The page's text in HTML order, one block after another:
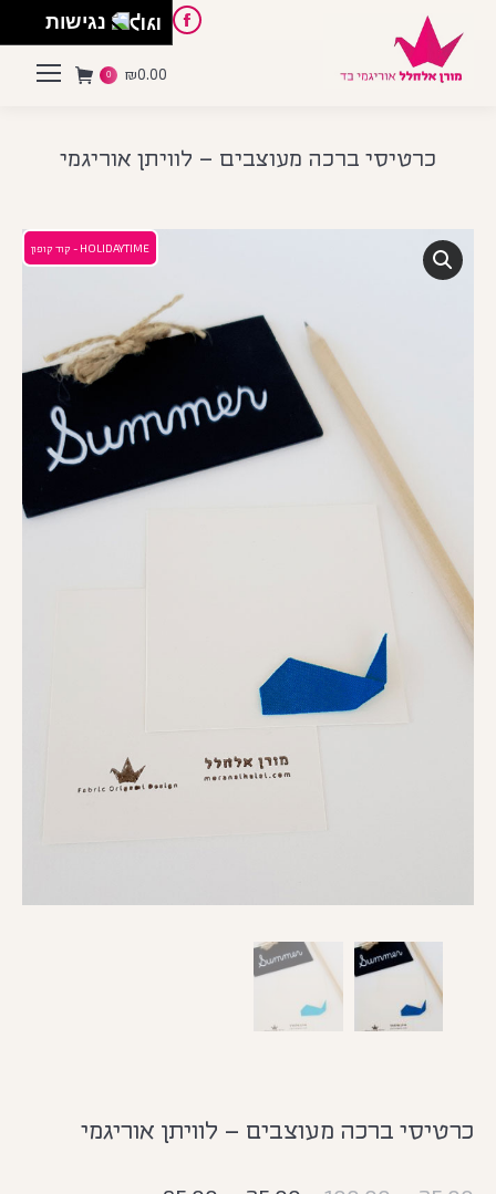
Facebook
Pinterest
Instagram
English
₪0.00
0
כרטיסי ברכה מעוצבים – לוויתן אוריגמי
HOLIDAYTIME - קוד קופון
כרטיסי ברכה מעוצבים – לוויתן אוריגמי
נגישות